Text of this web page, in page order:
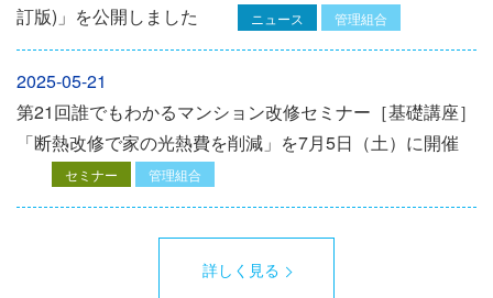
訂版)」を公開しました
ニュース 管理組合
2025-05-21
第21回誰でもわかるマンション改修セミナー［基礎講座］
「断熱改修で家の光熱費を削減」を7月5日（土）に開催
セミナー 管理組合
詳しく見る